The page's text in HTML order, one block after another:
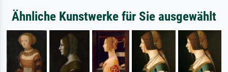
Ähnliche Kunstwerke für Sie ausgewählt